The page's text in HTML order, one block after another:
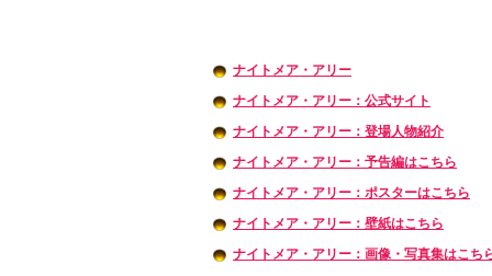
ナイトメア・アリー
ナイトメア・アリー：公式サイト
ナイトメア・アリー：登場人物紹介
ナイトメア・アリー：予告編はこちら
ナイトメア・アリー：ポスターはこちら
ナイトメア・アリー：壁紙はこちら
ナイトメア・アリー：画像・写真集はこち